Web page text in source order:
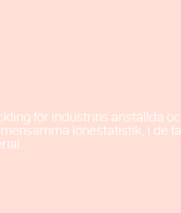
för industrins anställda
lönestatistik, i de